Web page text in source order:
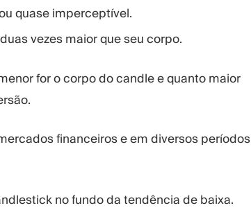
quase imperceptível.
vezes maior que seu corpo.
for o corpo do candle e quanto maior
financeiros e em diversos períodos
no fundo da tendência de baixa.